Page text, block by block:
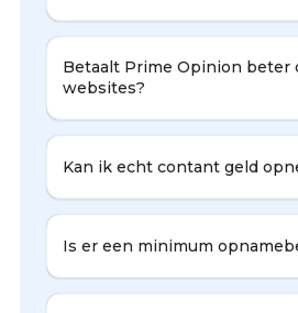
Betaalt Prime Opinion beter
websites?
Kan ik echt contant geld
Is er een minimum